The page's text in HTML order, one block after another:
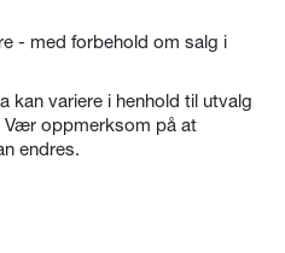
- med forbehold om salg i
kan variere i henhold til utvalg
Vær oppmerksom på at
endres.